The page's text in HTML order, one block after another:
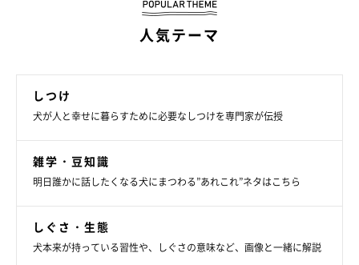
の量を増やすのがおすすめ。1週間くらいかけて切り替えること
で、新しいドッグフードに対する警戒心がなくなるでしょう。
・シニア犬がドッグフードを食べない理由
シニア犬になると、運動量が減ったり、消化吸収能力や嗅覚など
感覚器も衰えたりするため、食欲が落ちることは珍しいことでは
で、ドッグフードをほとんど食べないなどの大きな変化や、その
関連記事:
人気テーマ
しつけ
犬が人と幸せに暮らすために必要なしつけを専門家が伝授
雑学・豆知識
明日誰かに話したくなる犬にまつわる”あれこれ”ネタはこちら
しぐさ・生態
犬本来が持っている習性や、しぐさの意味など、画像と一緒に解説